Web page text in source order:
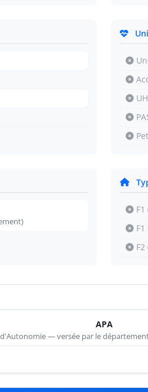
F1
F2
APA
— versée par le